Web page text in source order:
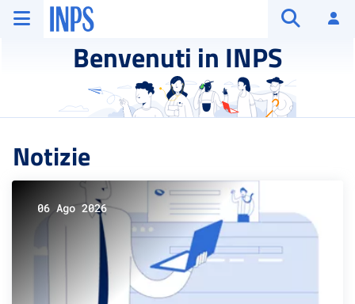
Vai al menu principale
Vai al contenuto principale
Vai al pie' di pagina
INPS ()
Benvenuti in INPS
Notizie
06 Ago 2026